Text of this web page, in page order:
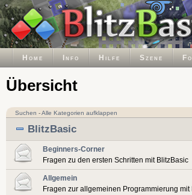
Home Info Hilfe Szene
Übersicht
Suchen -Alle Kategorien aufklappen
BlitzBasic
Beginners-Corner
Fragen zu den ersten Schritten mit BlitzBasic
Allgemein
Fragen zur allgemeinen Programmierung